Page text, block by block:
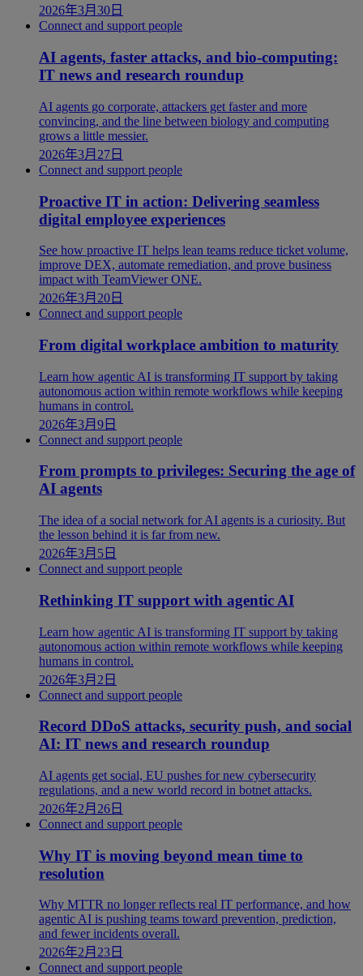
2026年3月30日
Connect and support people
AI agents, faster attacks, and bio-computing:
IT news and research roundup
AI agents go corporate, attackers get faster and more
convincing, and the line between biology and computing
grows a little messier.
2026年3月27日
Connect and support people
Proactive IT in action: Delivering seamless
digital employee experiences
See how proactive IT helps lean teams reduce ticket volume,
improve DEX, automate remediation, and prove business
impact with TeamViewer ONE.
2026年3月20日
Connect and support people
From digital workplace ambition to maturity
Learn how agentic AI is transforming IT support by taking
autonomous action within remote workflows while keeping
humans in control.
2026年3月9日
Connect and support people
From prompts to privileges: Securing the age of
AI agents
The idea of a social network for AI agents is a curiosity. But
the lesson behind it is far from new.
2026年3月5日
Connect and support people
Rethinking IT support with agentic AI
Learn how agentic AI is transforming IT support by taking
autonomous action within remote workflows while keeping
humans in control.
2026年3月2日
Connect and support people
Record DDoS attacks, security push, and social
AI: IT news and research roundup
AI agents get social, EU pushes for new cybersecurity
regulations, and a new world record in botnet attacks.
2026年2月26日
Connect and support people
Why IT is moving beyond mean time to
resolution
Why MTTR no longer reflects real IT performance, and how
agentic AI is pushing teams toward prevention, prediction,
and fewer incidents overall.
2026年2月23日
Connect and support people